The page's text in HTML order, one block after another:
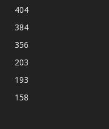
404
384
356
203
193
158